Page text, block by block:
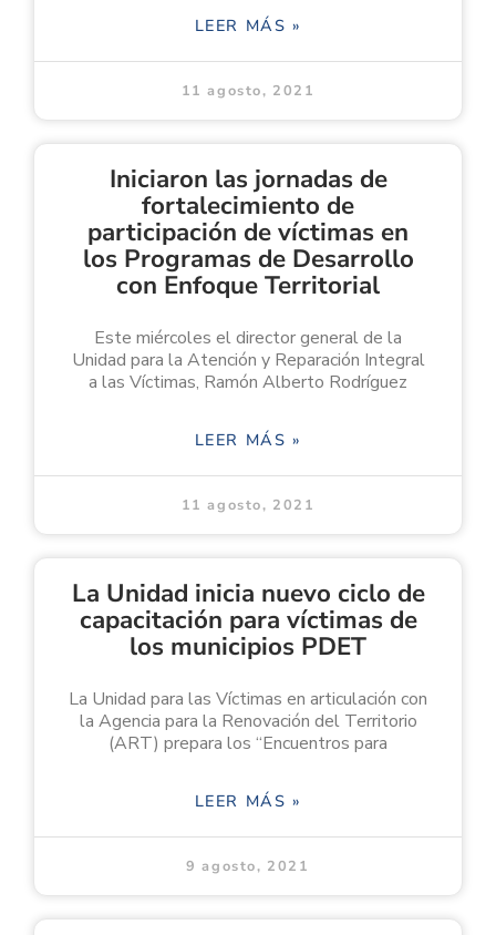
LEER MÁS »
11 agosto, 2021
Iniciaron las jornadas de
fortalecimiento de
participación de víctimas en
los Programas de Desarrollo
con Enfoque Territorial
Este miércoles el director general de la
Unidad para la Atención y Reparación Integral
a las Víctimas, Ramón Alberto Rodríguez
LEER MÁS »
11 agosto, 2021
La Unidad inicia nuevo ciclo de
capacitación para víctimas de
los municipios PDET
La Unidad para las Víctimas en articulación con
la Agencia para la Renovación del Territorio
(ART) prepara los “Encuentros para
LEER MÁS »
9 agosto, 2021